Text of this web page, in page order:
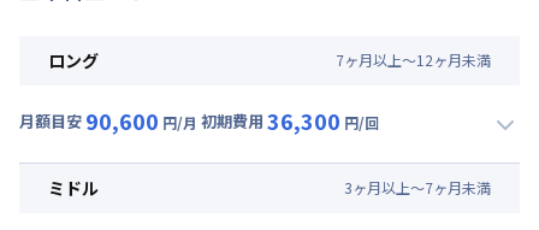
ロング 7ヶ月以上～12ヶ月未満
月額目安 90,600 円/月 初期費用 36,300 円/回
月額賃料目安(30日利用)
ミドル 3ヶ月以上～7ヶ月未満